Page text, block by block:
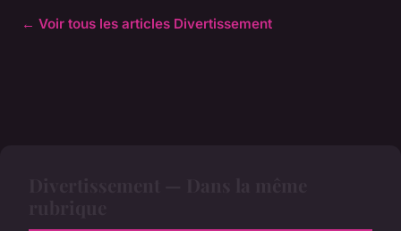
← Voir tous les articles Divertissement